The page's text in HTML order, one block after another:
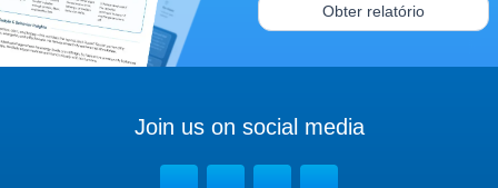
Obter relatório
Join us on social media